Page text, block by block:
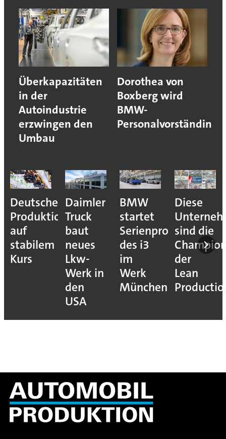
Überkapazitäten
in der
Autoindustrie
erzwingen den
Umbau
Dorothea von
Boxberg wird
BMW-
Personalvorständin
Deutsche
Produktion
auf
stabilem
Kurs
Daimler
Truck
baut
neues
Lkw-
Werk in
den
USA
BMW
startet
Serienproduktion
des i3
im
Werk
München
Diese
sind die
der
Lean